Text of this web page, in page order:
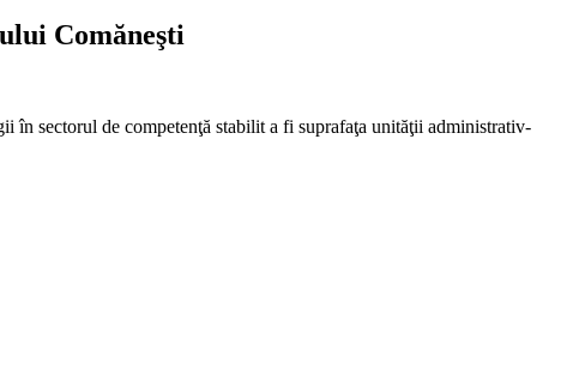
Comăneşti
sectorul de competenţă stabilit a fi suprafaţa unităţii administrativ-